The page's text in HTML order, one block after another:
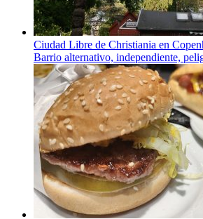
Ciudad Libre de Christiania en
Barrio alternativo, independiente,